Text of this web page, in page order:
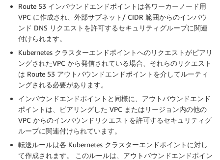
Route 53 インバウンドエンドポイントは各ワーカーノード用
VPC に作成され、外部サブネット/ CIDR 範囲からのインバウ
ンド DNS リクエストを許可するセキュリティグループに関連
付けられます。
Kubernetes クラスターエンドポイントへのリクエストがピアリ
ングされたVPC から発信されている場合、それらのリクエスト
は Route 53 アウトバウンドエンドポイントを介してルーティ
ングされる必要があります。
インバウンドエンドポイントと同様に、アウトバウンドエンド
ポイントは、ピアリングした VPC またはリージョン内の他の
VPC からのインバウンドリクエストを許可するセキュリティグ
ループに関連付けられています。
転送ルールは各 Kubernetes クラスターエンドポイントに対し
て作成されます。 このルールは、アウトバウンドエンドポイン